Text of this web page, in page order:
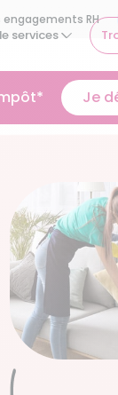
engagements RH
services
Je